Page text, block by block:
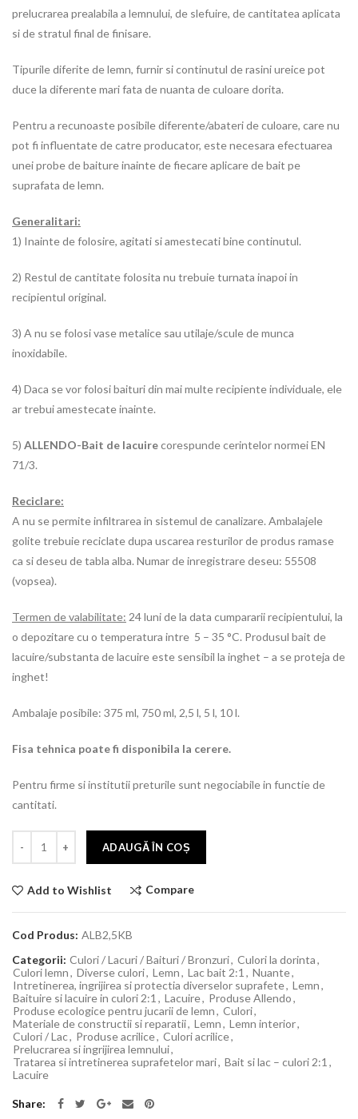
prelucrarea prealabila a lemnului, de slefuire, de cantitatea aplicata
si de stratul final de finisare.
Tipurile diferite de lemn, furnir si continutul de rasini ureice pot
duce la diferente mari fata de nuanta de culoare dorita.
Pentru a recunoaste posibile diferente/abateri de culoare, care nu
pot fi influentate de catre producator, este necesara efectuarea
unei probe de baiture inainte de fiecare aplicare de bait pe
suprafata de lemn.
Generalitari:
1) Inainte de folosire, agitati si amestecati bine continutul.
2) Restul de cantitate folosita nu trebuie turnata inapoi in
recipientul original.
3) A nu se folosi vase metalice sau utilaje/scule de munca
inoxidabile.
4) Daca se vor folosi baituri din mai multe recipiente individuale, ele
ar trebui amestecate inainte.
5) ALLENDO-Bait de lacuirecorespunde cerintelor normei EN
71/3.
Reciclare:
A nu se permite infiltrarea in sistemul de canalizare. Ambalajele
golite trebuie reciclate dupa uscarea resturilor de produs ramase
ca si deseu de tabla alba. Numar de inregistrare deseu: 55508
(vopsea).
Termen de valabilitate: 24 luni de la data cumpararii recipientului, la
o depozitare cu o temperatura intre 5 – 35 °C. Produsul bait de
lacuire/substanta de lacuire este sensibil la inghet – a se proteja de
inghet!
Ambalaje posibile: 375 ml, 750 ml, 2,5 l, 5 l, 10 l.
Fisa tehnica poate fi disponibila la cerere.
Pentru firme si institutii preturile sunt negociabile in functie de
cantitati.
ADAUGĂ ÎN COȘ
Add to Wishlist Compare
Cod Produs: ALB2,5KB
Categorii: Culori / Lacuri / Baituri / Bronzuri, Culori la dorinta,
Culori lemn, Diverse culori, Lemn, Lac bait 2:1 , Nuante,
Intretinerea, ingrijirea si protectia diverselor suprafete, Lemn,
Baituire si lacuire in culori 2:1 , Lacuire, Produse Allendo,
Produse ecologice pentru jucarii de lemn, Culori,
Materiale de constructii si reparatii, Lemn, Lemn interior,
Culori / Lac, Produse acrilice, Culori acrilice,
Prelucrarea si ingrijirea lemnului,
Tratarea si intretinerea suprafetelor mari, Bait si lac – culori 2:1 ,
Lacuire
Share